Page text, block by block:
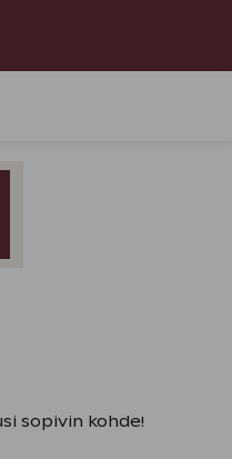
sopivin kohde!